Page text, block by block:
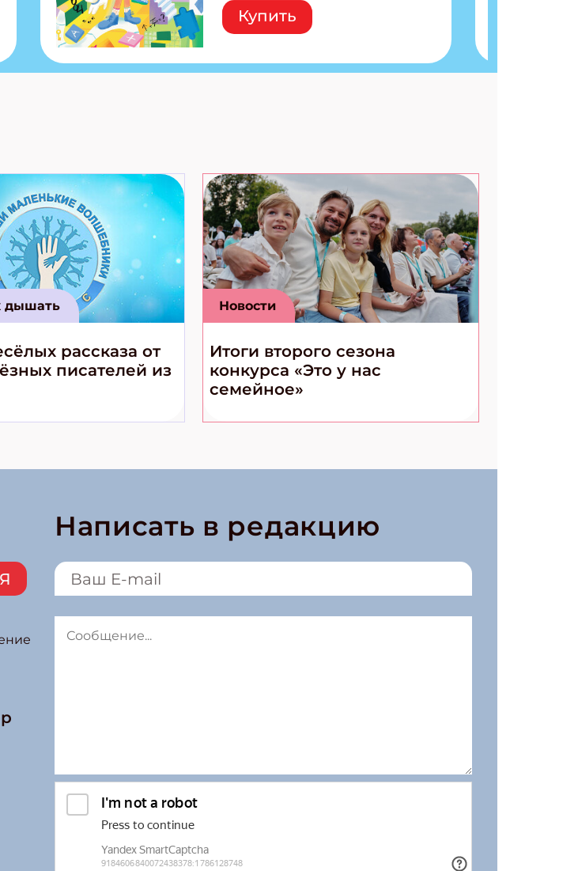
расшифровки Плетем
запутанные поделки
Ищем коды 3 комикса
Купить
дышать
рассказа от
писателей из
Новости
Итоги второго сезона
конкурса «Это у нас
семейное»
Написать в редакцию